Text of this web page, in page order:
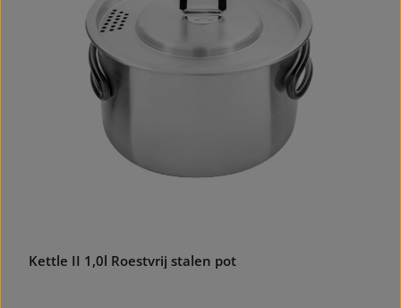
Kettle II 1,0l Roestvrij stalen pot